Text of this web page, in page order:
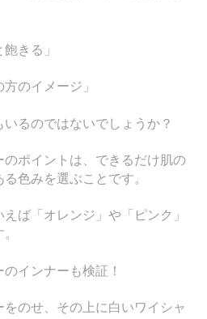
きる」
方のイメージ」
いるのではないでしょうか？
のポイントは、できるだけ肌の
色みを選ぶことです。
ば「オレンジ」や「ピンク」
インナーも検証！
をのせ、その上に白いワイシャ